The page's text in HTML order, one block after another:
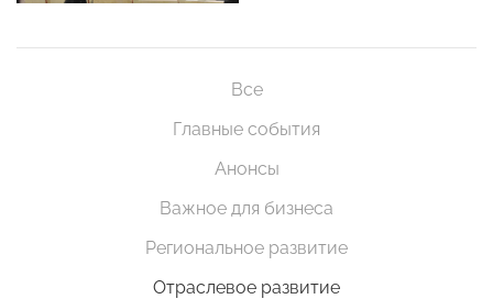
Все
Главные события
Анонсы
Важное для бизнеса
Региональное развитие
Отраслевое развитие